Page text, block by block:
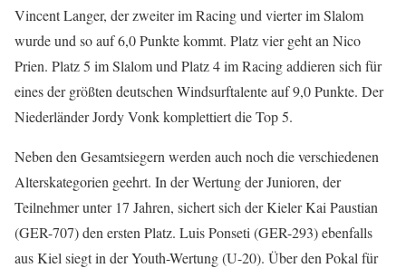
Vincent Langer, der zweiter im Racing und vierter im Slalom
wurde und so auf 6,0 Punkte kommt. Platz vier geht an Nico
Prien. Platz 5 im Slalom und Platz 4 im Racing addieren sich für
eines der größten deutschen Windsurftalente auf 9,0 Punkte. Der
Niederländer Jordy Vonk komplettiert die Top 5.
Neben den Gesamtsiegern werden auch noch die verschiedenen
Alterskategorien geehrt. In der Wertung der Junioren, der
Teilnehmer unter 17 Jahren, sichert sich der Kieler Kai Paustian
(GER-707) den ersten Platz. Luis Ponseti (GER-293) ebenfalls
aus Kiel siegt in der Youth-Wertung (U-20). Über den Pokal für